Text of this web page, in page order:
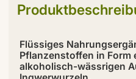
Flüssiges
Pflanzenstoffen in Form
alkoholisch-wässrigen